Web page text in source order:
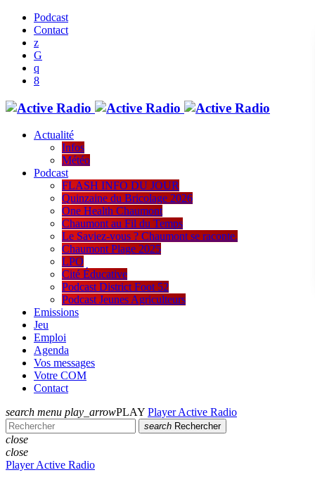
Podcast
Contact
Actualité
Infos
Météo
Podcast
FLASH INFO DU JOUR
Quinzaine du Bricolage 2026
One Health Chaumont
Chaumont au Fil du Temps
Le Saviez-vous ? Chaumont se raconte.
Chaumont Plage 2025
LPO
Cité Éducative
Podcast District Foot 52
Podcast Jeunes Agriculteurs
Emissions
Jeu
Emploi
Agenda
Vos messages
Votre COM
Contact
search menu play_arrowPLAY Player Active Radio
search Rechercher
close
close
Player Active Radio